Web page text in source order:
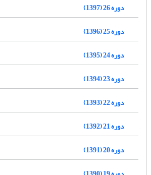
دوره 26 (1397)
دوره 25 (1396)
دوره 24 (1395)
دوره 23 (1394)
دوره 22 (1393)
دوره 21 (1392)
دوره 20 (1391)